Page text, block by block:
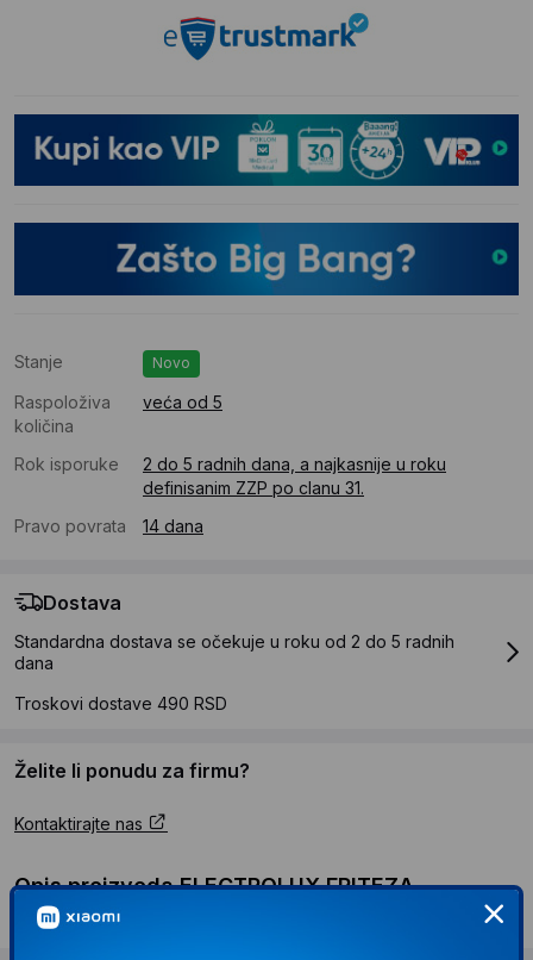
Stanje Novo
Raspoloživa
količina
veća od 5
Rok isporuke
2 do 5 radnih dana, a najkasnije u roku
definisanim ZZP po clanu 31.
Pravo povrata
14 dana
Dostava
Standardna dostava se očekuje u roku od 2 do 5 radnih
dana
Troskovi dostave 490 RSD
Želite li ponudu za firmu?
Kontaktirajte nas
Opis proizvoda ELECTROLUX FRITEZA
AIRFRYER EAF12B